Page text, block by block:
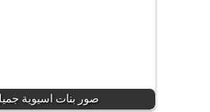
صور بنات اسيوية جميلة –